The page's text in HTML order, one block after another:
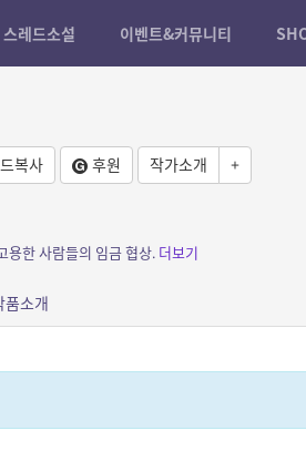
스레드소설 이벤트&커뮤니티
복사 후원 작가소개 +
용한 사람들의 임금 협상. 더보기
품소개